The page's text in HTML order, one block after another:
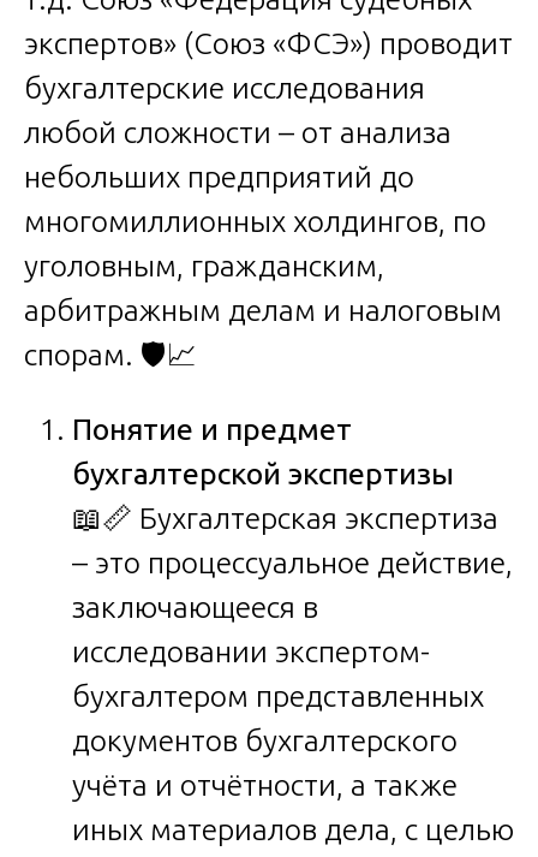
экспертов» (Союз «ФСЭ») проводит
бухгалтерские исследования
любой сложности – от анализа
небольших предприятий до
многомиллионных холдингов, по
уголовным, гражданским,
арбитражным делам и налоговым
спорам. 🛡️📈
Понятие и предмет
бухгалтерской экспертизы
📖📏 Бухгалтерская экспертиза
– это процессуальное действие,
заключающееся в
исследовании экспертом-
бухгалтером представленных
документов бухгалтерского
учёта и отчётности, а также
иных материалов дела, с целью